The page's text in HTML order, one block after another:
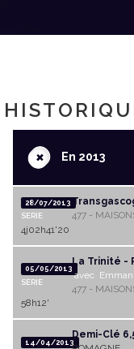
+En 2013
28/07/2013
SERIE
477 -
4j02h41'20
05/05/2013
SERIE
La Trinité -
avec
477 -
58h12'
14/04/2013
Demi-Clé